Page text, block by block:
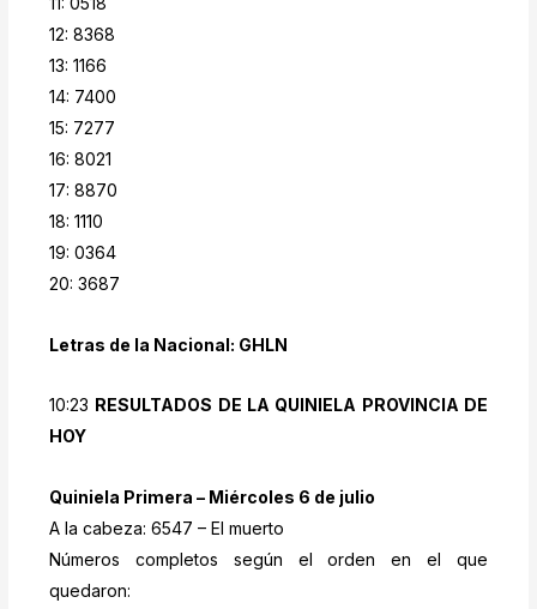
12: 8368
13: 1166
14: 7400
15: 7277
16: 8021
17: 8870
18: 1110
19: 0364
20: 3687
Letras de la Nacional: GHLN
10:23 RESULTADOS DE LA QUINIELA PROVINCIA DE
HOY
Quiniela Primera – Miércoles 6 de julio
A la cabeza: 6547 – El muerto
Números completos según el orden en el que
quedaron: